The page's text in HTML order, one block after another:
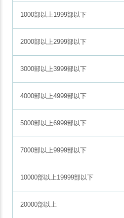
1000部以上1999部以下
2000部以上2999部以下
3000部以上3999部以下
4000部以上4999部以下
5000部以上6999部以下
7000部以上9999部以下
10000部以上19999部以下
20000部以上